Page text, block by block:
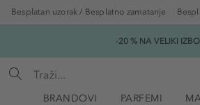
Besplatan uzorak / Besplatno zamatanje
-20 % NA VELIKI
BRANDOVI PARFEMI